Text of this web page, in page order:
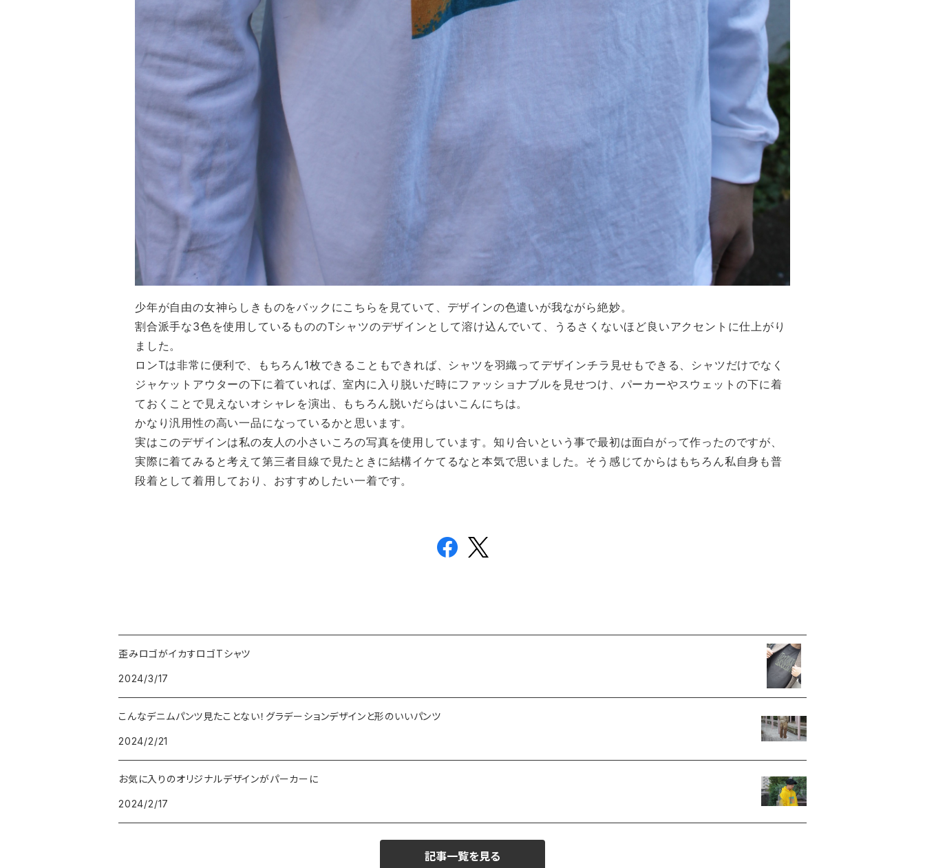
少年が自由の女神らしきものをバックにこちらを見ていて、 デザインの色遣いが我ながら絶妙。
割合派手な3色を使用しているもののTシャツのデザインとして溶け込んでいて、
うるさくないほど良いアクセントに仕上がり
ました。
ロンTは非常に便利で、もちろん1枚できることもできれば、 シャツを羽織ってデザインチラ見せもできる、 シャツだけでなく
ジャケットアウターの下に着ていれば、室内に入り脱いだ時にファッショナブルを見せつけ、 パーカーやスウェットの下に着
ておくことで見えないオシャレを演出、もちろん脱いだらはいこんにちは。
かなり汎用性の高い一品になっているかと思います。
実はこのデザインは私の友人の小さいころの写真を使用しています 。知り合いという事で最初は面白がって作ったのですが、
実際に着てみると考えて第三者目線で見たときに結構イケてるなと 本気で思いました。 そう感じてからはもちろん私自身も普
段着として着用しており、 おすすめしたい一着です。
歪みロゴがイカすロゴTシャツ
2024/3/17
こんなデニムパンツ見たことない！グラデーションデザインと形のいいパンツ
2024/2/21
お気に入りのオリジナルデザインがパーカーに
2024/2/17
記事一覧を見る